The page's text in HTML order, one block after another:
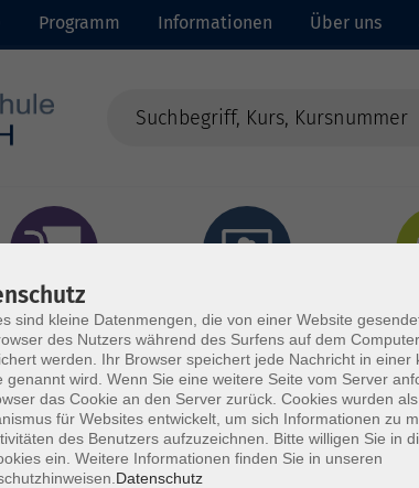
Programm Informationen Über uns
- Integration
sind kleine Datenmengen, die von einer Website
des Nutzers während des Surfens auf dem
werden. Ihr Browser speichert jede Nachricht in einer
genannt wird. Wenn Sie eine weitere Seite vom Server
das Cookie an den Server zurück. Cookies wurden
für Websites entwickelt, um sich Informationen zu
des Benutzers aufzuzeichnen. Bitte willigen Sie in
ein. Weitere Informationen finden Sie in unseren
Datenschutz